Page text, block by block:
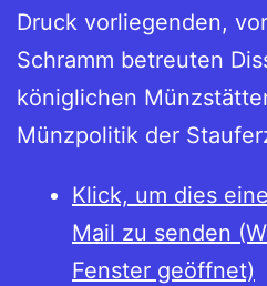
Druck vorliegenden,
Schramm betreuten
königlichen
Münzpolitik der
Klick, um dies
Mail zu senden
Fenster geöffnet)